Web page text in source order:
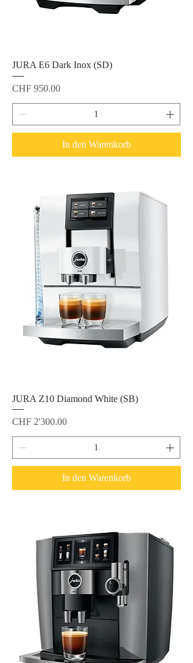
JURA E6 Dark Inox (SD)
Preis
CHF 950.00
In den Warenkorb
JURA Z10 Diamond White (SB)
Preis
CHF 2'300.00
In den Warenkorb